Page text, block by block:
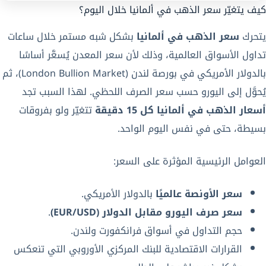
كيف يتغيّر سعر الذهب في ألمانيا خلال اليوم؟
يتحرك سعر الذهب في ألمانيا بشكل شبه مستمر خلال ساعات
تداول الأسواق العالمية، وذلك لأن سعر المعدن يُسعَّر أساسًا
بالدولار الأمريكي في بورصة لندن (London Bullion Market)، ثم
يُحوَّل إلى اليورو حسب سعر الصرف اللحظي. لهذا السبب تجد
أسعار الذهب في ألمانيا كل 15 دقيقة
تتغيّر ولو بفروقات
بسيطة، حتى في نفس اليوم الواحد.
العوامل الرئيسية المؤثرة على السعر:
سعر الأونصة عالميًا بالدولار الأمريكي.
سعر صرف اليورو مقابل الدولار (EUR/USD)
.
حجم التداول في أسواق فرانكفورت ولندن.
القرارات الاقتصادية للبنك المركزي الأوروبي التي تنعكس